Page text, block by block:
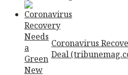
Coronavirus
Deal